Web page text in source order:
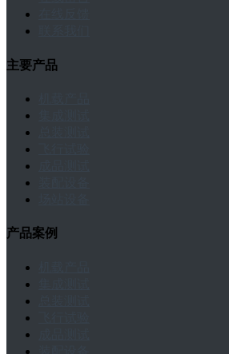
主要产品
产品案例